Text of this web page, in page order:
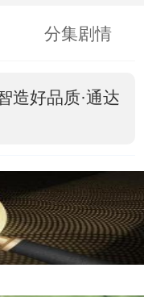
分集剧情
造好品质·通达